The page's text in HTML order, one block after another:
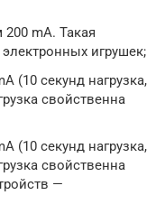
mA. Такая
игрушек;
(10 секунд нагрузка,
свойственна
(10 секунд нагрузка,
свойственна
—